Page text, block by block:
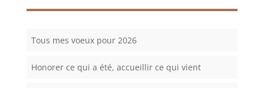
Tous mes voeux pour 2026
Honorer ce qui a été, accueillir ce qui vient